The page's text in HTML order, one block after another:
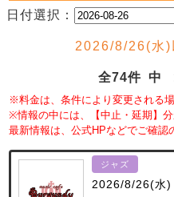
日付選択：
2026/8/26(水
全74件 中
※料金は、条件により変更される場
※情報の中には、【中止・延期】
最新情報は、公式HPなどでご確認
ジャズ
2026/8/26(水)